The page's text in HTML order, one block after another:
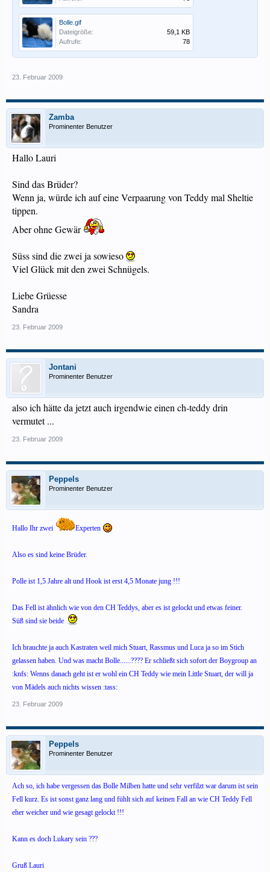
Bolle.gif
Dateigröße:
59,1 KB
Aufrufe:
78
23. Februar 2009
Zamba
Prominenter Benutzer
Hallo Lauri
Sind das Brüder?
Wenn ja, würde ich auf eine Verpaarung von Teddy mal Sheltie
tippen.
Aber ohne Gewär
Süss sind die zwei ja sowieso
Viel Glück mit den zwei Schnügels.
Liebe Grüesse
Sandra
23. Februar 2009
Jontani
Prominenter Benutzer
also ich hätte da jetzt auch irgendwie einen ch-teddy drin
vermutet ...
23. Februar 2009
Peppels
Prominenter Benutzer
Hallo Ihr zwei Experten
Also es sind keine Brüder.
Polle ist 1,5 Jahre alt und Hook ist erst 4,5 Monate jung !!!
Das Fell ist ähnlich wie von den CH Teddys, aber es ist gelockt und etwas feiner.
Süß sind sie beide
Ich brauchte ja auch Kastraten weil mich Stuart, Rassmus und Luca ja so im Stich
gelassen haben. Und was macht Bolle......???? Er schließt sich sofort der Boygroup an
:knfs: Wenns danach geht ist er wohl ein CH Teddy wie mein Little Stuart, der will ja
von Mädels auch nichts wissen :tass:
23. Februar 2009
Peppels
Prominenter Benutzer
Ach so, ich habe vergessen das Bolle Milben hatte und sehr verfilzt war darum ist sein
Fell kurz. Es ist sonst ganz lang und fühlt sich auf keinen Fall an wie CH Teddy Fell
eher weicher und wie gesagt gelockt !!!
Kann es doch Lukary sein ???
Gruß Lauri